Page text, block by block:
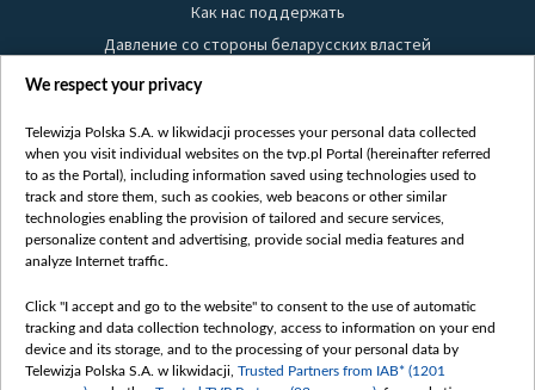
Как нас поддержать
Давление со стороны беларусских властей
Правила использования материалов
Безопасность
Youtube
Белсат news
Белсат Life
Belsat English
Biełsat PL
Белсат Now
We respect your privacy
Telewizja Polska S.A. w likwidacji processes your personal data collected
when you visit individual websites on the tvp.pl Portal (hereinafter referred
to as the Portal), including information saved using technologies used to
track and store them, such as cookies, web beacons or other similar
technologies enabling the provision of tailored and secure services,
personalize content and advertising, provide social media features and
analyze Internet traffic.
Click "I accept and go to the website" to consent to the use of automatic
tracking and data collection technology, access to information on your end
device and its storage, and to the processing of your personal data by
Telewizja Polska S.A. w likwidacji, Trusted Partners from IAB* (1201